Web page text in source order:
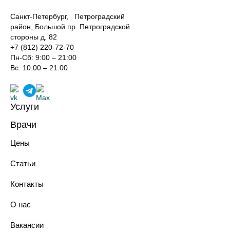
Санкт-Петербург, Петроградский
район, Большой пр. Петроградской
стороны д. 82
+7 (812) 220-72-70
Пн-Сб: 9:00 – 21:00
Вс: 10:00 – 21:00
Услуги
Лечение зубов
Реставрация зубов
Профилактика зубов
Протезирование зубов
Ортодонтия
Парадонтология лечения
Костультация у стоматолога
Врачи
Ортопеды
Ортодонты
Цены
Статьи
Контакты
О нас
Вакансии